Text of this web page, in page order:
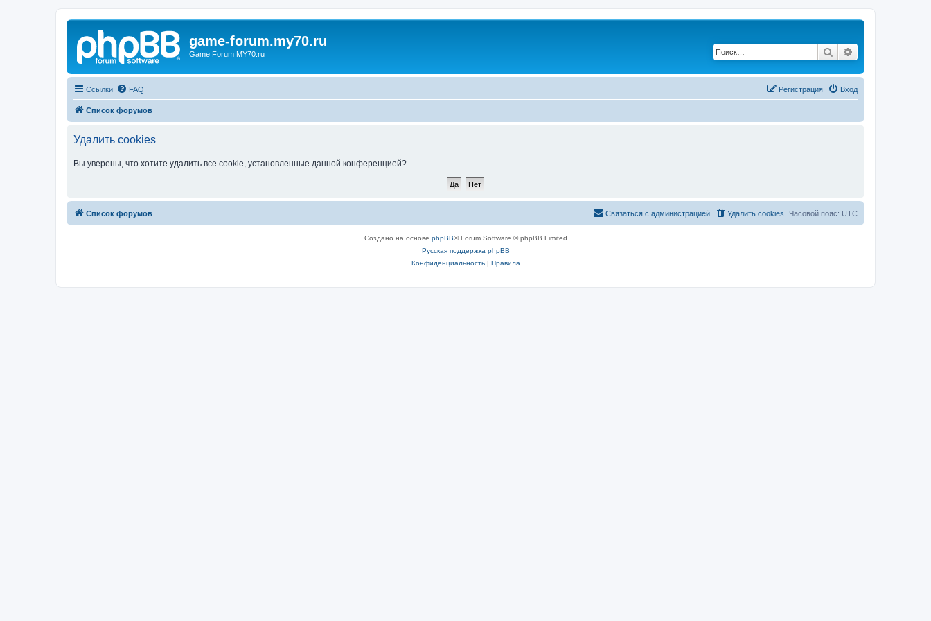
game-forum.my70.ru
Game Forum MY70.ru Поиск
Ссылки FAQ Вход
Регистрация
Список форумов
Удалить cookies
Вы уверены, что хотите удалить все cookie, установленные данной конференцией?
Список форумов Часовой пояс: UTC
Удалить cookies
Связаться с администрацией
Создано на основе phpBB® Forum Software © phpBB Limited
Русская поддержка phpBB
Конфиденциальность| Правила